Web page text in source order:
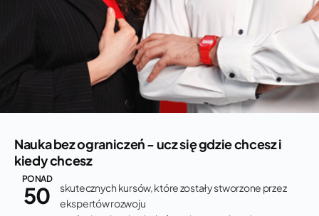
Nauka bez ograniczeń - ucz sięgdzie chcesz i
kiedy chcesz
PONAD
50
skutecznych kursów, które zostały stworzone przez
ekspertów rozwoju